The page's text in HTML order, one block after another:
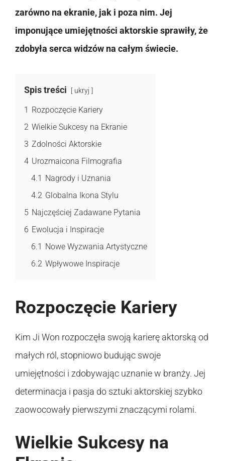
zarówno na ekranie, jak i poza nim. Jej
imponujące umiejętności aktorskie sprawiły, że
zdobyła serca widzów na całym świecie.
Spis treści ukryj
1 Rozpoczęcie Kariery
2 Wielkie Sukcesy na Ekranie
3 Zdolności Aktorskie
4 Urozmaicona Filmografia
4.1 Nagrody i Uznania
4.2 Globalna Ikona Stylu
5 Najczęściej Zadawane Pytania
6 Ewolucja i Inspiracje
6.1 Nowe Wyzwania Artystyczne
6.2 Wpływowe Inspiracje
Rozpoczęcie Kariery
Kim Ji Won rozpoczęła swoją karierę aktorską od
małych ról, stopniowo budując swoje
umiejętności i zdobywając uznanie w branży. Jej
determinacja i pasja do sztuki aktorskiej szybko
zaowocowały pierwszymi znaczącymi rolami.
Wielkie Sukcesy na